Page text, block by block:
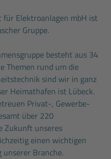
für Elektroanlagen mbH ist
Gruppe.
besteht aus 34
Themen rund um die
sind wir in ganz
Heimathafen ist Lübeck.
Privat-, Gewerbe-
über 220
Zukunft unseres
einen wichtigen
Branche.